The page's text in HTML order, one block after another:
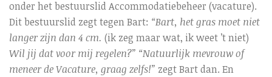
onder het bestuurslid Accommodatiebeheer (vacature).
Dit bestuurslid zegt tegen Bart: “Bart, het gras moet niet
langer zijn dan 4 cm. (ik zeg maar wat, ik weet ’t niet)
Wil jij dat voor mij regelen?” “Natuurlijk mevrouw of
meneer de Vacature, graag zelfs!” zegt Bart dan. En